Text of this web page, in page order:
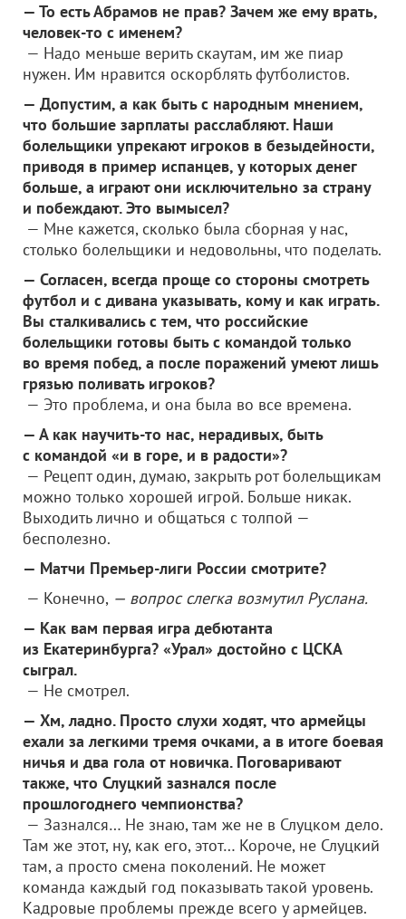
— То есть Абрамов не прав? Зачем же ему врать,
человек-то с именем?
— Надо меньше верить скаутам, им же пиар
нужен. Им нравится оскорблять футболистов.
— Допустим, а как быть с народным мнением,
что большие зарплаты расслабляют. Наши
болельщики упрекают игроков в безыдейности,
приводя в пример испанцев, у которых денег
больше, а играют они исключительно за страну
и побеждают. Это вымысел?
— Мне кажется, сколько была сборная у нас,
столько болельщики и недовольны, что поделать.
— Согласен, всегда проще со стороны смотреть
футбол и с дивана указывать, кому и как играть.
Вы сталкивались с тем, что российские
болельщики готовы быть с командой только
во время побед, а после поражений умеют лишь
грязью поливать игроков?
— Это проблема, и она была во все времена.
— А как научить-то нас, нерадивых, быть
с командой «и в горе, и в радости»?
— Рецепт один, думаю, закрыть рот болельщикам
можно только хорошей игрой. Больше никак.
Выходить лично и общаться с толпой —
бесполезно.
— Матчи Премьер-лиги России смотрите?
— Конечно, — вопрос слегка возмутил Руслана.
— Как вам первая игра дебютанта
из Екатеринбурга? «Урал» достойно с ЦСКА
сыграл.
— Не смотрел.
— Хм, ладно. Просто слухи ходят, что армейцы
ехали за легкими тремя очками, а в итоге боевая
ничья и два гола от новичка. Поговаривают
также, что Слуцкий зазнался после
прошлогоднего чемпионства?
— Зазнался… Не знаю, там же не в Слуцком дело.
Там же этот, ну, как его, этот… Короче, не Слуцкий
там, а просто смена поколений. Не может
команда каждый год показывать такой уровень.
Кадровые проблемы прежде всего у армейцев.